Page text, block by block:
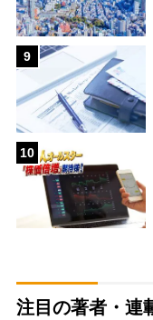
9
10
注目の著者・連